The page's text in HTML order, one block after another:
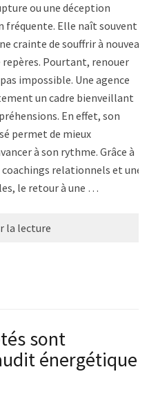
ou une déception
Elle naît souvent
crainte de souffrir à nouveau
Pourtant, renouer
impossible. Une agence
un cadre bienveillant
En effet, son
permet de mieux
à son rythme. Grâce à
relationnels et une
le retour à une …
la lecture
sont
énergétique